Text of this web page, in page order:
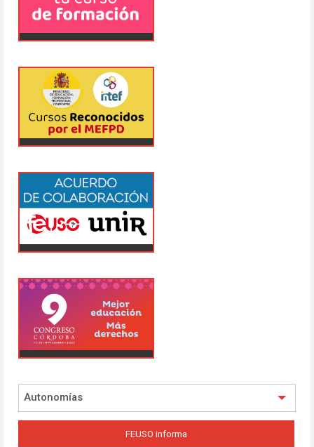
Autonomías
FEUSO informa